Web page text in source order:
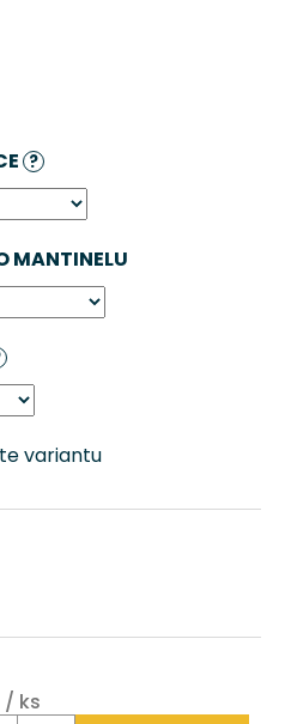
?
MANTINELU
variantu
/ ks